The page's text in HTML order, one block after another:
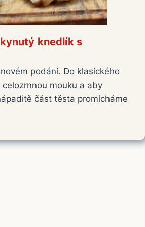
knedlík s
podání. Do klasického
mouku a aby
část těsta promícháme